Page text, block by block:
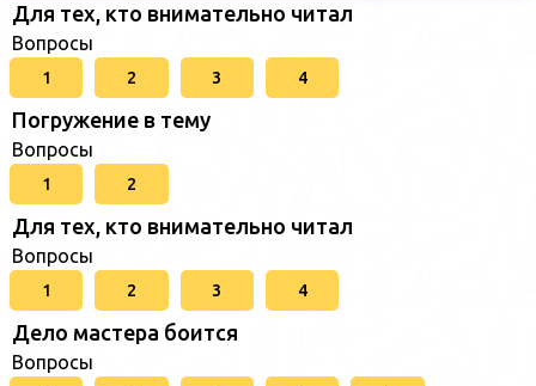
Для тех, кто внимательно читал
Вопросы
1 2 3 4
Погружение в тему
Вопросы
1 2
Для тех, кто внимательно читал
Вопросы
1 2 3 4
Дело мастера боится
Вопросы